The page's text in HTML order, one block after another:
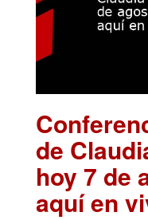
de
hoy 7 de
aquí en